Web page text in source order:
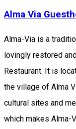
Alma Via
Alma-Via is a
lovingly restored
Restaurant. It is
the village of Alma
cultural sites and
which makes Alma-